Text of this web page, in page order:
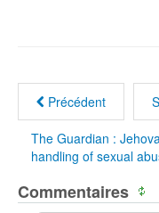
Précédent
The Guardian :
handling of sexual
Commentaires